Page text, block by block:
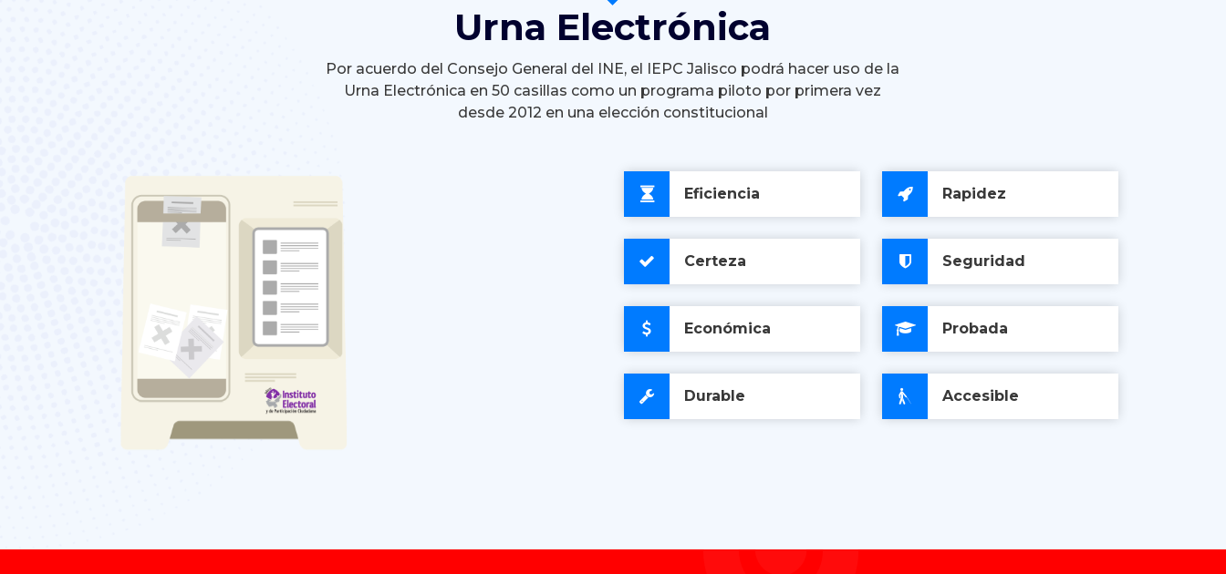
Urna Electrónica
Por acuerdo del Consejo General del INE, el IEPC Jalisco podrá hacer uso de la
Urna Electrónica en 50 casillas como un programa piloto por primera vez
desde 2012 en una elección constitucional
Eficiencia Rapidez
Certeza Seguridad
Económica Probada
Durable Accesible